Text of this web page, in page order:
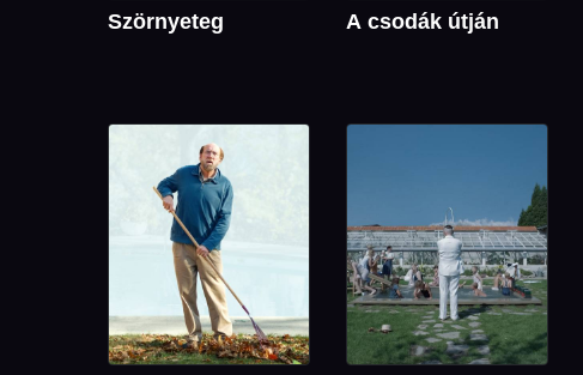
Szörnyeteg A csodák útján